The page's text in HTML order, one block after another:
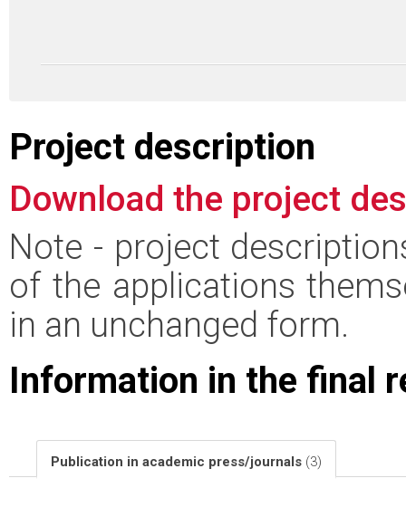
Project description
Download the project
Note - project
of the applications
in an unchanged form.
Information in the final
Publication in academic press/journals (3)